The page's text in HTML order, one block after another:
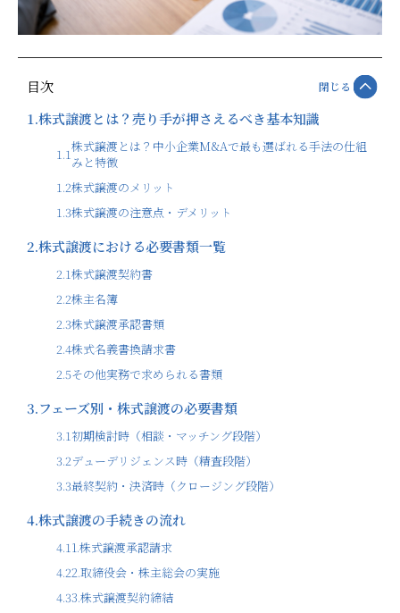
目次 閉じる
1.株式譲渡とは？売り手が押さえるべき基本知識
1.1株式譲渡とは？中小企業M&Aで最も選ばれる手法の仕組
みと特徴
1.2株式譲渡のメリット
1.3株式譲渡の注意点・デメリット
2.株式譲渡における必要書類一覧
2.1株式譲渡契約書
2.2株主名簿
2.3株式譲渡承認書類
2.4株式名義書換請求書
2.5その他実務で求められる書類
3.フェーズ別・株式譲渡の必要書類
3.1初期検討時（相談・マッチング段階）
3.2デューデリジェンス時（精査段階）
3.3最終契約・決済時（クロージング段階）
4.株式譲渡の手続きの流れ
4.11.株式譲渡承認請求
4.22.取締役会・株主総会の実施
4.33.株式譲渡契約締結